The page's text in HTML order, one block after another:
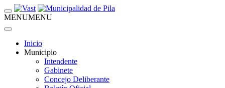
MENUMENU
Inicio
Municipio
Intendente
Gabinete
Concejo Deliberante